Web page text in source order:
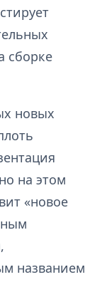
сборке
новых
на этом
«новое
названием